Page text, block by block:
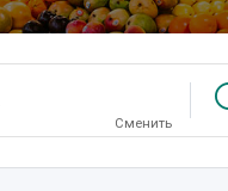
Сменить